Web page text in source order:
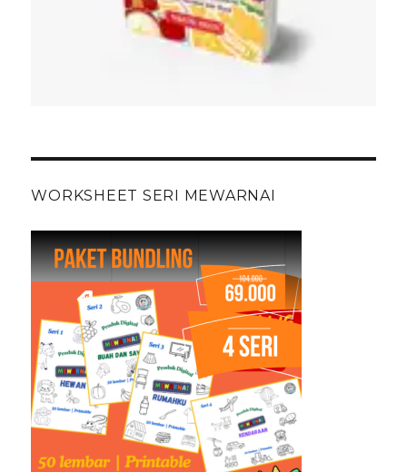
WORKSHEET SERI MEWARNAI